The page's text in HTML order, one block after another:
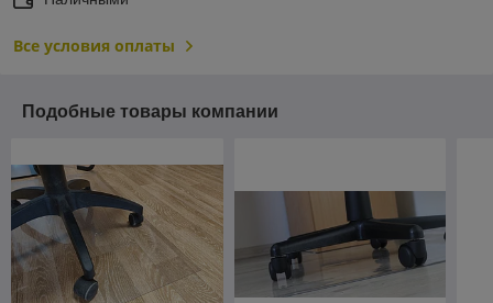
Все условия оплаты
Подобные товары компании